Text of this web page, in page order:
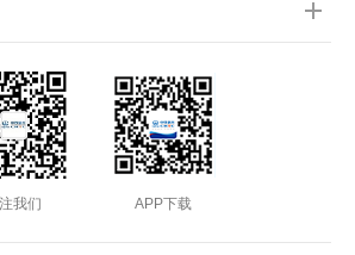
我们 APP下载